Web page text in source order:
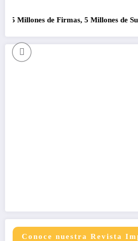
Millones de Firmas, 5 Millones de
Conoce nuestra Revista